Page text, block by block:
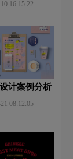
16:15:22
计案例分析
08:12:05